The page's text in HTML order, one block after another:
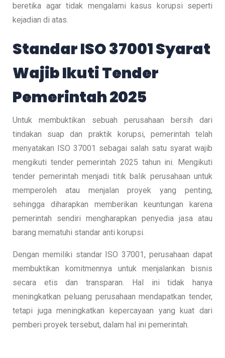
beretika agar tidak mengalami kasus korupsi seperti
kejadian di atas.
Standar ISO 37001 Syarat
Wajib Ikuti Tender
Pemerintah 2025
Untuk membuktikan sebuah perusahaan bersih dari
tindakan suap dan praktik korupsi, pemerintah telah
menyatakan ISO 37001 sebagai salah satu syarat wajib
mengikuti tender pemerintah 2025 tahun ini. Mengikuti
tender pemerintah menjadi titik balik perusahaan untuk
memperoleh atau menjalan proyek yang penting,
sehingga diharapkan memberikan keuntungan karena
pemerintah sendiri mengharapkan penyedia jasa atau
barang mematuhi standar anti korupsi.
Dengan memiliki standar ISO 37001, perusahaan dapat
membuktikan komitmennya untuk menjalankan bisnis
secara etis dan transparan. Hal ini tidak hanya
meningkatkan peluang perusahaan mendapatkan tender,
tetapi juga meningkatkan kepercayaan yang kuat dari
pemberi proyek tersebut, dalam hal ini pemerintah.